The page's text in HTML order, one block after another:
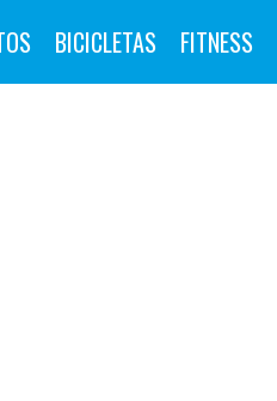
BICICLETAS FITNESS